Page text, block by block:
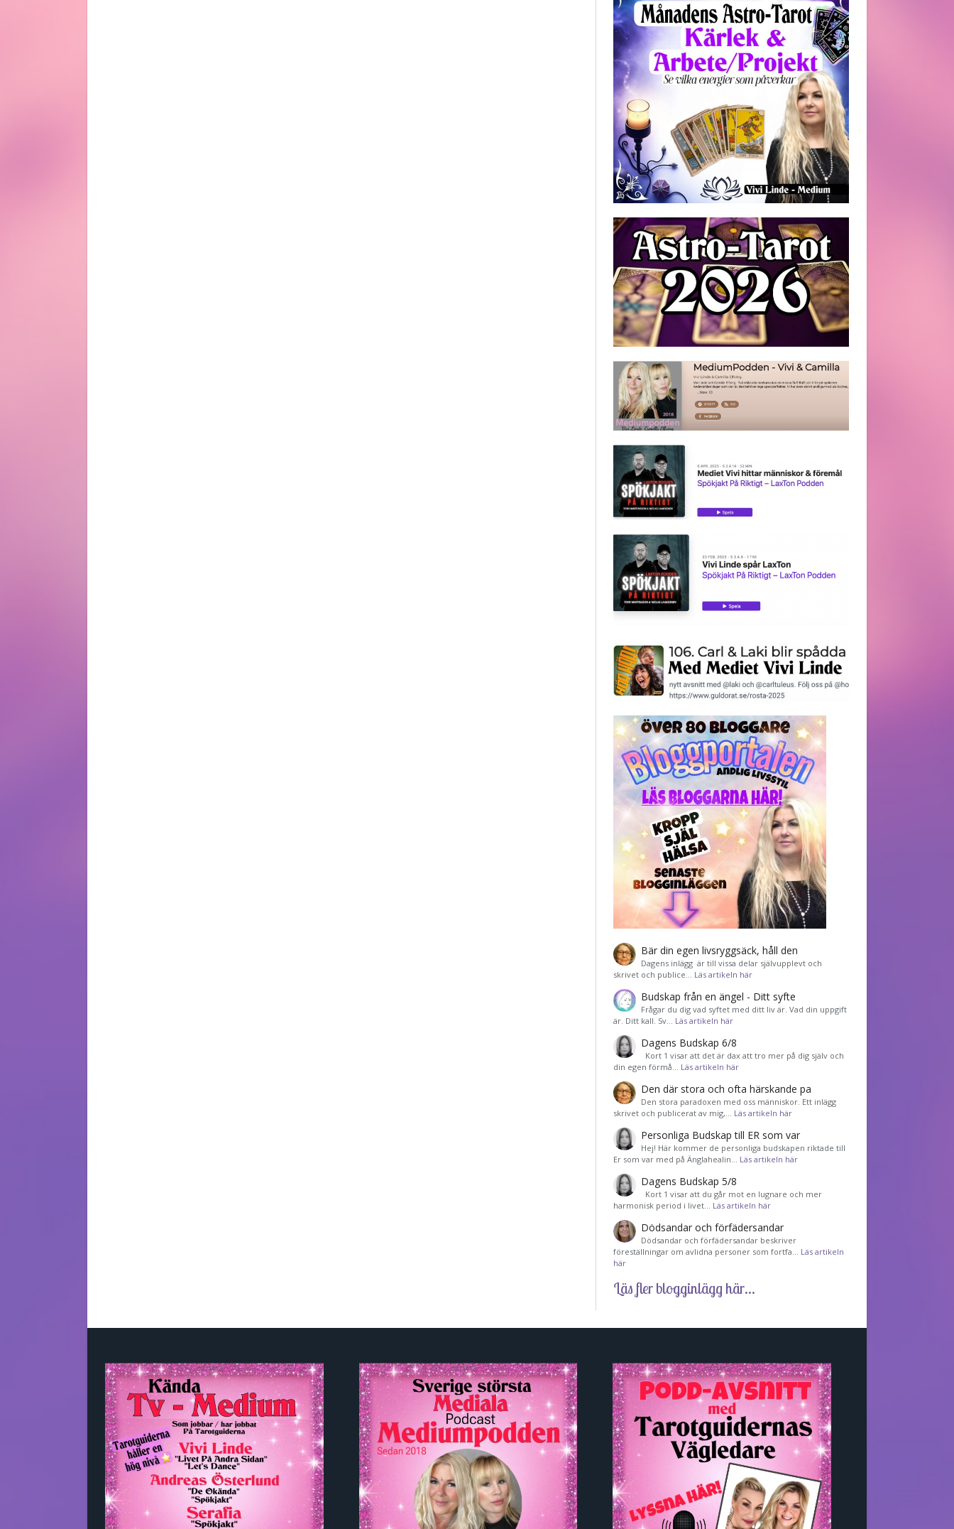
Bär din egen livsryggsäck, håll den
Dagens inlägg är till vissa delar självupplevt och
skrivet och publice… Läs artikeln här
Budskap från en ängel - Ditt syfte
Frågar du dig vad syftet med ditt liv är. Vad din uppgift
är. Ditt kall. Sv… Läs artikeln här
Dagens Budskap 6/8
Kort 1 visar att det är dax att tro mer på dig själv och
din egen förmå… Läs artikeln här
Den där stora och ofta härskande pa
Den stora paradoxen med oss människor. Ett inlägg
skrivet och publicerat av mig,… Läs artikeln här
Personliga Budskap till ER som var
Hej! Här kommer de personliga budskapen riktade till
Er som var med på Änglahealin… Läs artikeln här
Dagens Budskap 5/8
Kort 1 visar att du går mot en lugnare och mer
harmonisk period i livet… Läs artikeln här
Dödsandar och förfädersandar
Dödsandar och förfädersandar beskriver
föreställningar om avlidna personer som fortfa… Läs artikeln
här
Läs fler blogginlägg här...